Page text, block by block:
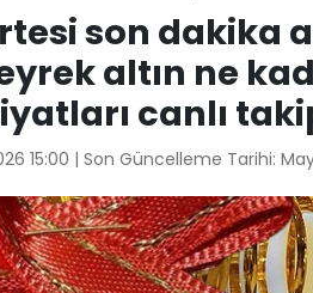
son dakika
altın ne
canlı
15:00 | Son Güncelleme Tarihi: